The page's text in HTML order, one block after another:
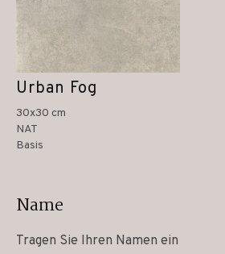
Urban Fog
30x30 cm
NAT
Basis
Name